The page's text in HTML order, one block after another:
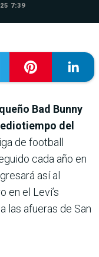
7:39
Bad Bunny
del
de football
cada año en
así al
en el Levi’s
las afueras de San